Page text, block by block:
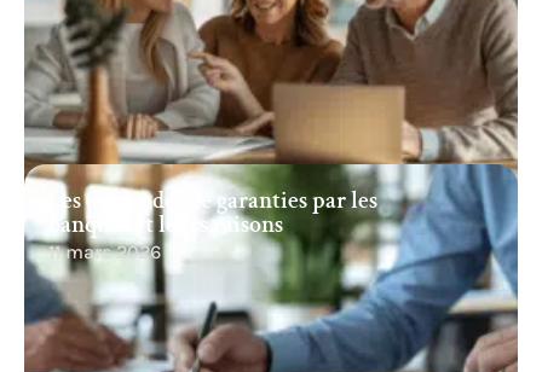
Les demandes de garanties par les
banques et leurs raisons
11 mars 2026